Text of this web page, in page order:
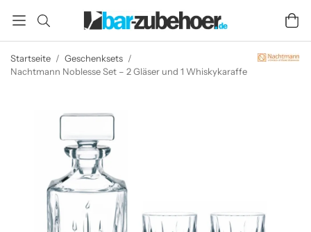
Startseite / Geschenksets /
Nachtmann Noblesse Set – 2 Gläser und 1 Whiskykaraffe